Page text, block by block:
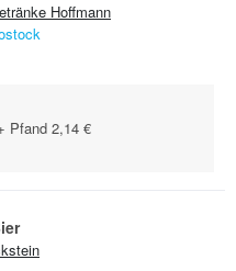
Hoffmann
Pfand 2,14 €